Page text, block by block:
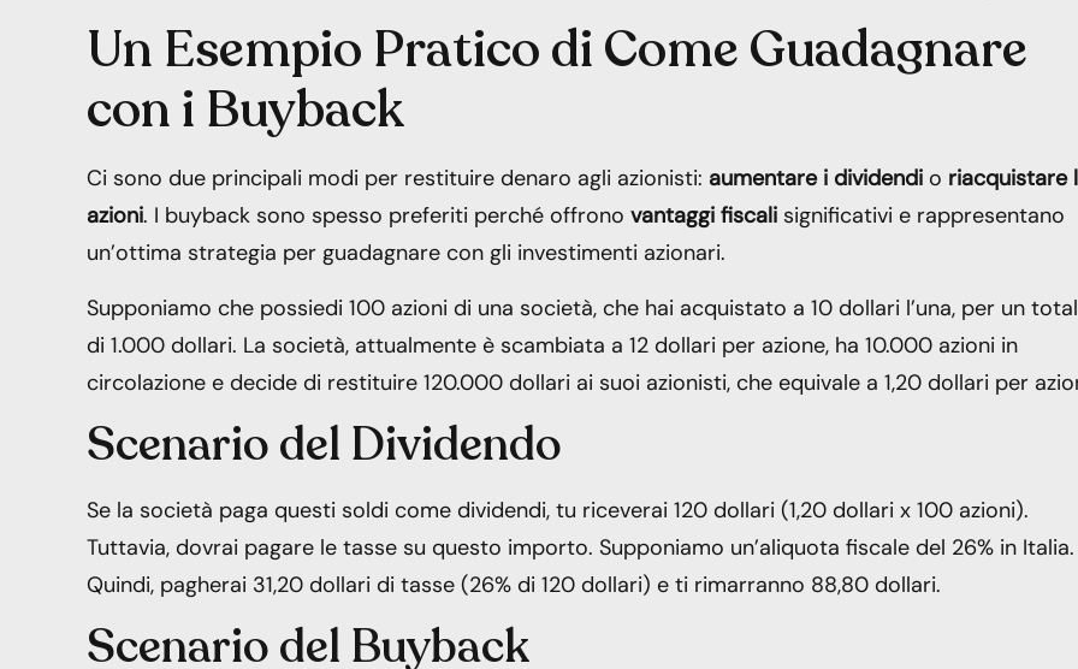
Un Esempio Pratico di Come Guadagnare
con i Buyback
Ci sono due principali modi per restituire denaro agli azionisti: aumentare i dividendi o riacquistare
azioni. I buyback sono spesso preferiti perché offrono vantaggi fiscali significativi e rappresentano
un’ottima strategia per guadagnare con gli investimenti azionari.
Supponiamo che possiedi 100 azioni di una società, che hai acquistato a 10 dollari l’una, per un
di 1.000 dollari. La società, attualmente è scambiata a 12 dollari per azione, ha 10.000 azioni in
circolazione e decide di restituire 120.000 dollari ai suoi azionisti, che equivale a 1,20 dollari per
Scenario del Dividendo
Se la società paga questi soldi come dividendi, tu riceverai 120 dollari (1,20 dollari x 100 azioni).
Tuttavia, dovrai pagare le tasse su questo importo. Supponiamo un’aliquota fiscale del 26% in Italia.
Quindi, pagherai 31,20 dollari di tasse (26% di 120 dollari) e ti rimarranno 88,80 dollari.
Scenario del Buyback